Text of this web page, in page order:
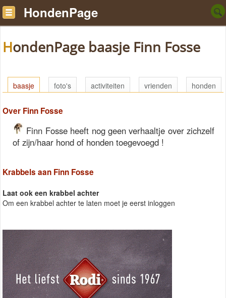
HondenPage
HondenPage baasje Finn Fosse
baasje foto's activiteiten vrienden honden
Over Finn Fosse
Finn Fosse heeft nog geen verhaaltje over zichzelf
of zijn/haar hond of honden toegevoegd !
Krabbels aan Finn Fosse
Laat ook een krabbel achter
Om een krabbel achter te laten moet je eerst inloggen